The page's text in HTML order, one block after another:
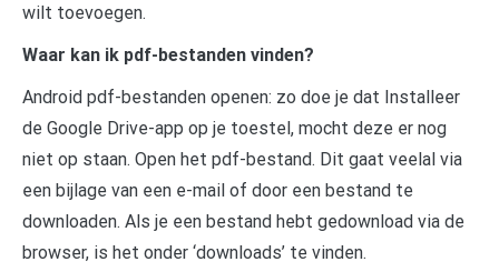
wilt toevoegen.
Waar kan ik pdf-bestanden vinden?
Android pdf-bestanden openen: zo doe je dat Installeer
de Google Drive-app op je toestel, mocht deze er nog
niet op staan. Open het pdf-bestand. Dit gaat veelal via
een bijlage van een e-mail of door een bestand te
downloaden. Als je een bestand hebt gedownload via de
browser, is het onder ‘downloads’ te vinden.